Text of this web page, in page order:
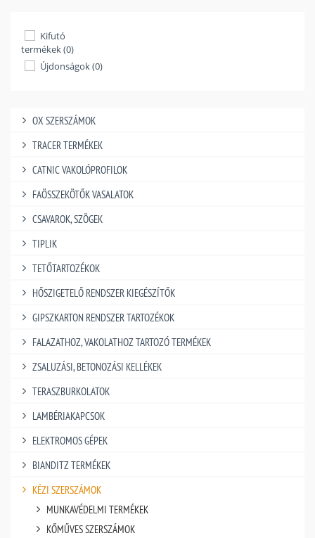
Kifutó
termékek (0)
Újdonságok (0)
OX SZERSZÁMOK
TRACER TERMÉKEK
CATNIC VAKOLÓPROFILOK
FAÖSSZEKÖTŐK VASALATOK
CSAVAROK, SZÖGEK
TIPLIK
TETŐTARTOZÉKOK
HŐSZIGETELŐ RENDSZER KIEGÉSZÍTŐK
GIPSZKARTON RENDSZER TARTOZÉKOK
FALAZATHOZ, VAKOLATHOZ TARTOZÓ TERMÉKEK
ZSALUZÁSI, BETONOZÁSI KELLÉKEK
TERASZBURKOLATOK
LAMBÉRIAKAPCSOK
ELEKTROMOS GÉPEK
BIANDITZ TERMÉKEK
KÉZI SZERSZÁMOK
MUNKAVÉDELMI TERMÉKEK
KŐMŰVES SZERSZÁMOK